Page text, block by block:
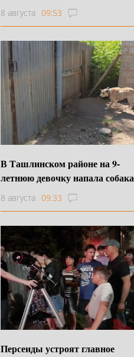
8 августа 09:53
В Ташлинском районе на 9-
летнюю девочку напала собака
8 августа 09:33
Персеиды устроят главное